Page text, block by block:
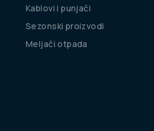
Kablovi i punjači
Sezonski proizvodi
Meljači otpada